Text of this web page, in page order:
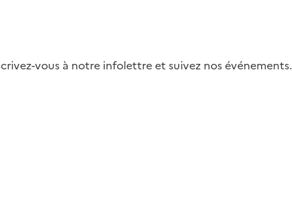
vous à notre infolettre et suivez nos événements.